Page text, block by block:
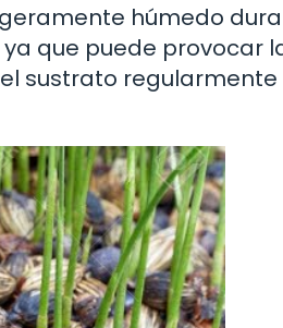
húmedo
que puede provocar
sustrato